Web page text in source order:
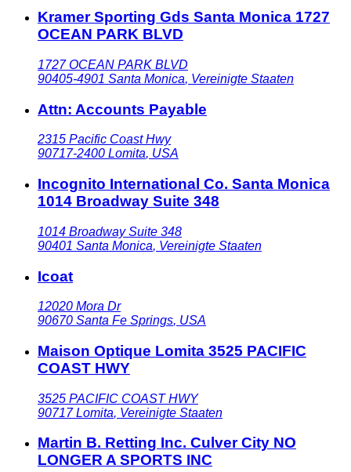
Kramer Sporting Gds Santa Monica 1727
OCEAN PARK BLVD
1727 OCEAN PARK BLVD
90405-4901 Santa Monica, Vereinigte Staaten
Attn: Accounts Payable
2315 Pacific Coast Hwy
90717-2400 Lomita, USA
Incognito International Co. Santa Monica
1014 Broadway Suite 348
1014 Broadway Suite 348
90401 Santa Monica, Vereinigte Staaten
Icoat
12020 Mora Dr
90670 Santa Fe Springs, USA
Maison Optique Lomita 3525 PACIFIC
COAST HWY
3525 PACIFIC COAST HWY
90717 Lomita, Vereinigte Staaten
Martin B. Retting Inc. Culver City NO
LONGER A SPORTS INC